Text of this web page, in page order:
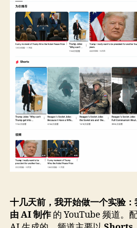
十几天前，我开始做一个实验
由 AI 制作的 YouTube 频道。